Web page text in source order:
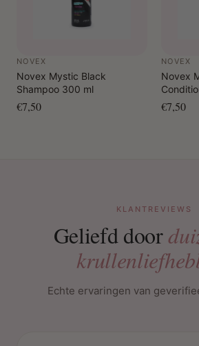
NOVEX
Novex Mystic Black
Shampoo 300 ml
€7,50
NOVEX
Novex
€7,50
KLANTREVIEWS
Geliefd door
Echte ervaringen van